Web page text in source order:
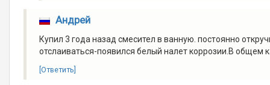
Андрей
Купил 3 года назад смесител в ванную. постоянно
отслаиваться-появился белый налет коррозии.В общем
[Ответить]